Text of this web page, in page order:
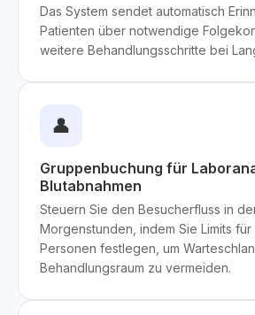
Das System sendet automatisch
Patienten über notwendige
weitere Behandlungsschritte bei
👤
Gruppenbuchung für
Blutabnahmen
Steuern Sie den Besucherfluss in
Morgenstunden, indem Sie Limits
Personen festlegen, um
Behandlungsraum zu vermeiden.